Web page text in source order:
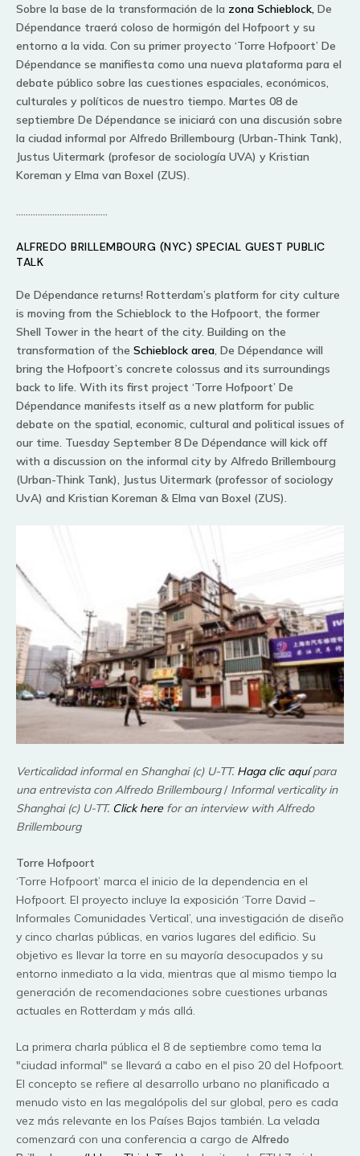
Sobre la base de la transformación de la zona Schieblock, De
Dépendance traerá coloso de hormigón del Hofpoort y su
entorno a la vida. Con su primer proyecto ‘Torre Hofpoort’ De
Dépendance se manifiesta como una nueva plataforma para el
debate público sobre las cuestiones espaciales, económicos,
culturales y políticos de nuestro tiempo. Martes 08 de
septiembre De Dépendance se iniciará con una discusión sobre
la ciudad informal por Alfredo Brillembourg (Urban-Think Tank),
Justus Uitermark (profesor de sociología UVA) y Kristian
Koreman y Elma van Boxel (ZUS).
………………………………..
ALFREDO BRILLEMBOURG (NYC) SPECIAL GUEST PUBLIC
TALK
De Dépendance returns! Rotterdam’s platform for city culture
is moving from the Schieblock to the Hofpoort, the former
Shell Tower in the heart of the city. Building on the
transformation of the Schieblock area, De Dépendance will
bring the Hofpoort’s concrete colossus and its surroundings
back to life. With its first project ‘Torre Hofpoort’ De
Dépendance manifests itself as a new platform for public
debate on the spatial, economic, cultural and political issues of
our time. Tuesday September 8 De Dépendance will kick off
with a discussion on the informal city by Alfredo Brillembourg
(Urban-Think Tank), Justus Uitermark (professor of sociology
UvA) and Kristian Koreman & Elma van Boxel (ZUS).
Verticalidad informal en Shanghai (c) U-TT. Haga clic aquípara
una entrevista con Alfredo Brillembourg/ Informal verticality in
Shanghai (c) U-TT. Click here for an interview with Alfredo
Brillembourg
Torre Hofpoort
‘Torre Hofpoort’ marca el inicio de la dependencia en el
Hofpoort. El proyecto incluye la exposición ‘Torre David –
Informales Comunidades Vertical’, una investigación de diseño
y cinco charlas públicas, en varios lugares del edificio. Su
objetivo es llevar la torre en su mayoría desocupados y su
entorno inmediato a la vida, mientras que al mismo tiempo la
generación de recomendaciones sobre cuestiones urbanas
actuales en Rotterdam y más allá.
La primera charla pública el 8 de septiembre como tema la
"ciudad informal" se llevará a cabo en el piso 20 del Hofpoort.
El concepto se refiere al desarrollo urbano no planificado a
menudo visto en las megalópolis del sur global, pero es cada
vez más relevante en los Países Bajos también. La velada
comenzará con una conferencia a cargo de Alfredo